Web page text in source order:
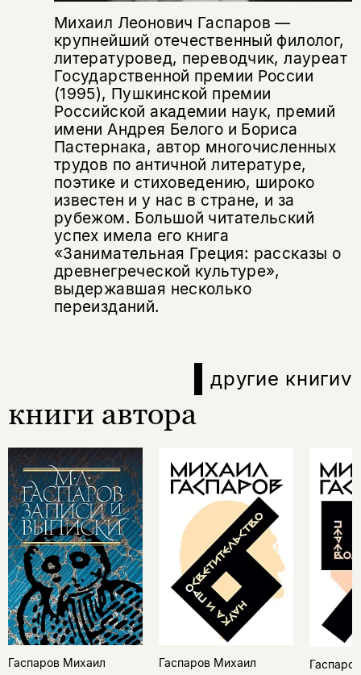
Михаил Леонович Гаспаров —
крупнейший отечественный филолог,
литературовед, переводчик, лауреат
Государственной премии России
(1995), Пушкинской премии
Российской академии наук, премий
имени Андрея Белого и Бориса
Пастернака, автор многочисленных
трудов по античной литературе,
поэтике и стиховедению, широко
известен и у нас в стране, и за
рубежом. Большой читательский
успех имела его книга
«Занимательная Греция: рассказы о
древнегреческой культуре»,
выдержавшая несколько
переизданий.
другие книгиv
книги автора
Гаспаров Михаил
Гаспаров Михаил